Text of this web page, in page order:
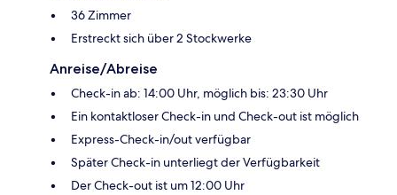
36 Zimmer
Erstreckt sich über 2 Stockwerke
Anreise/Abreise
Check-in ab: 14:00 Uhr, möglich bis: 23:30 Uhr
Ein kontaktloser Check-in und Check-out ist möglich
Express-Check-in/out verfügbar
Später Check-in unterliegt der Verfügbarkeit
Der Check-out ist um 12:00 Uhr